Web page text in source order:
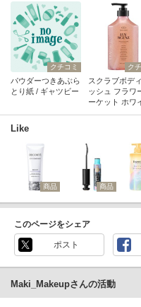
クチコミ
パウダーつきあぶら
とり紙 / ギャツビー
ク
スクラブボデ
ッシュ フラワ
ーケット ホワ
Like
商品 商品
このページをシェア
ポスト
Maki_Makeupさんの活動